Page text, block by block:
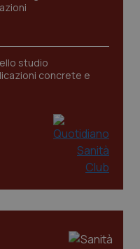
studio
concrete e
CookieScript
www.quotidianosanita.it
www.quotidianosanita.it